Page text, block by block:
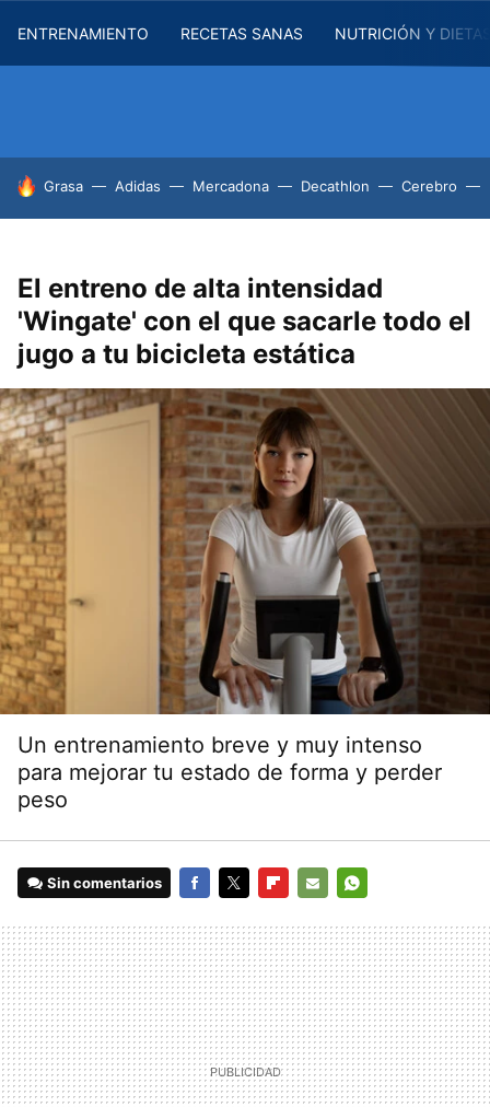
ENTRENAMIENTO RECETAS SANAS NUTRICIÓN Y
HOY SE HABLA DE
Grasa Adidas Mercadona Decathlon Cerebro
El entreno de alta intensidad
'Wingate' con el que sacarle todo el
jugo a tu bicicleta estática
Un entrenamiento breve y muy intenso
para mejorar tu estado de forma y perder
peso
Sin comentarios
MAIL